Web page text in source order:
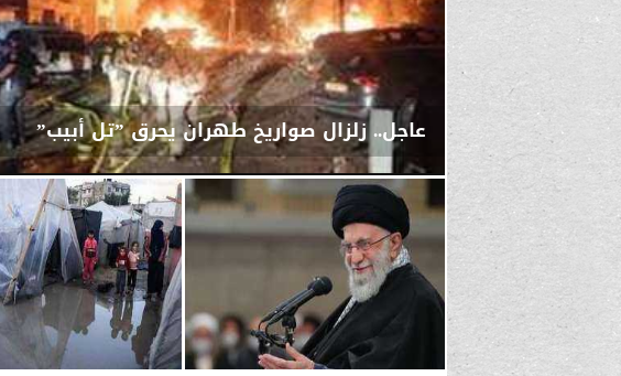
عاجل.. زلزال صواريخ طهران يحرق ”تل أبيب”
الأحد، 1 مارس 2026 04:23 صـ